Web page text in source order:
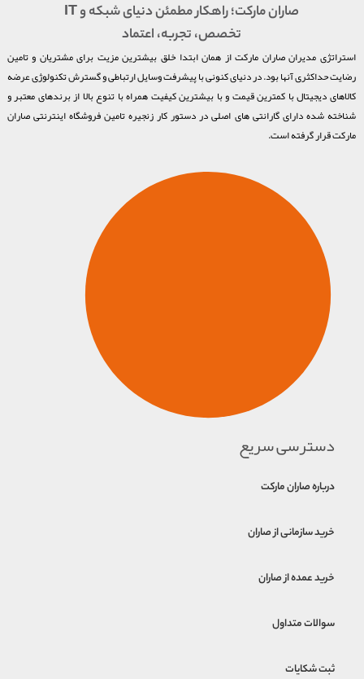
صاران مارکت؛ راهکار مطمئن دنیای شبکه و IT
تخصص، تجربه، اعتماد
استراتژی مدیران صاران مارکت از همان ابتدا خلق بیشترین مزیت برای مشتریان و تامین
رضایت حداکثری آنها بود. در دنیای کنونی با پیشرفت وسایل ارتباطی و گسترش تکنولوژی عرضه
کالاهای دیجیتال با کمترین قیمت و با بیشترین کیفیت همراه با تنوع بالا از برندهای معتبر و
شناخته شده دارای گارانتی های اصلی در دستور کار زنجیره تامین فروشگاه اینترنتی صاران
مارکت قرار گرفته است.
دسترسی سریع
درباره صاران مارکت
خرید سازمانی از صاران
خرید عمده از صاران
سوالات متداول
ثبت شکایات